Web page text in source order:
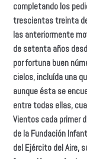
completando los
trescientas treinta
las anteriormente
de setenta años
por fortuna buen
cielos, incluída una
aunque ésta se
entre todas ellas,
Vientos cada primer
de la Fundación
del Ejército del Aire,